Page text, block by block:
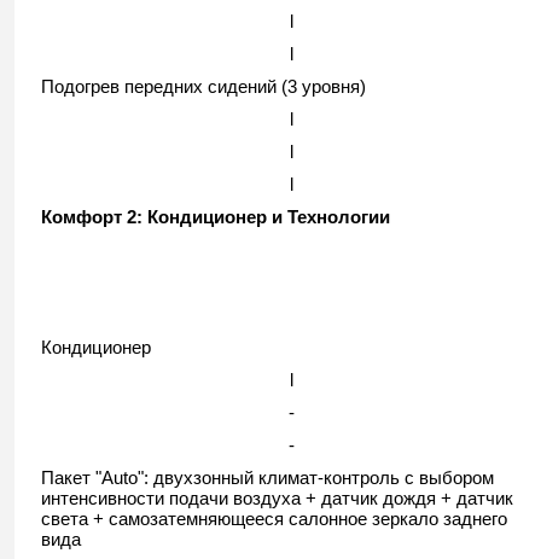
l
l
Подогрев передних сидений (3 уровня)
l
l
l
Комфорт 2: Кондиционер и Технологии
Кондиционер
l
-
-
Пакет "Auto": двухзонный климат-контроль с выбором
интенсивности подачи воздуха + датчик дождя + датчик
света + самозатемняющееся салонное зеркало заднего
вида